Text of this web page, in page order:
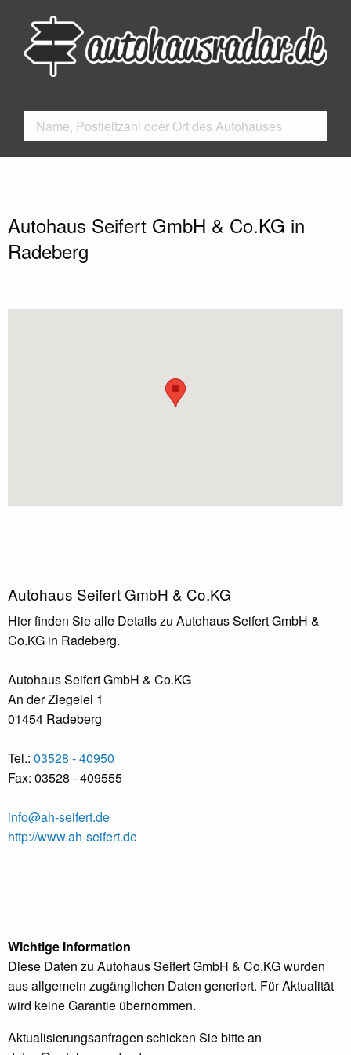
Autohaus Seifert GmbH & Co.KG in
Radeberg
Autohaus Seifert GmbH & Co.KG
Hier finden Sie alle Details zu Autohaus Seifert GmbH &
Co.KG in Radeberg.
Autohaus Seifert GmbH & Co.KG
An der Ziegelei 1
01454 Radeberg
Tel.: 03528 - 40950
Fax: 03528 - 409555
info@ah-seifert.de
http://www.ah-seifert.de
Wichtige Information
Diese Daten zu Autohaus Seifert GmbH & Co.KG wurden
aus allgemein zugänglichen Daten generiert. Für Aktualität
wird keine Garantie übernommen.
Aktualisierungsanfragen schicken Sie bitte an